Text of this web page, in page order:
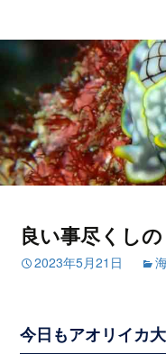
良い事尽くし
2023年5月21日
今日もアオリイカ